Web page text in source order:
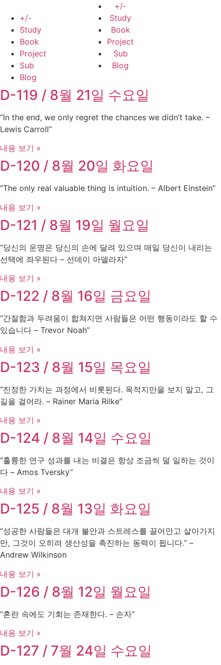
content
+/-
Study
Book
Project
Sub
Blog
+/-
Study
Book
Project
Sub
Blog
D-119 / 8월 21일 수요일
“In the end, we only regret the chances we didn’t take. –
Lewis Carroll”
내용 보기 »
D-120 / 8월 20일 화요일
“The only real valuable thing is intuition. – Albert Einstein”
내용 보기 »
D-121 / 8월 19일 월요일
“당신의 운명은 당신의 손에 달려 있으며 매일 당신이 내리는
선택에 좌우된다 – 선데이 아델라자”
내용 보기 »
D-122 / 8월 16일 금요일
“간절함과 두려움이 합쳐지면 사람들은 어떤 행동이라도 할 수
있습니다 – Trevor Noah”
내용 보기 »
D-123 / 8월 15일 목요일
“진정한 가치는 과정에서 비롯된다. 목적지만을 보지 말고, 그
길을 걸어라. – Rainer Maria Rilke”
내용 보기 »
D-124 / 8월 14일 수요일
“훌륭한 연구 성과를 내는 비결은 항상 조금씩 덜 일하는 것이
다 – Amos Tversky”
내용 보기 »
D-125 / 8월 13일 화요일
“성공한 사람들은 대개 불안과 스트레스를 끌어안고 살아가지
만, 그것이 오히려 생산성을 촉진하는 동력이 됩니다.” –
Andrew Wilkinson
내용 보기 »
D-126 / 8월 12일 월요일
“혼란 속에도 기회는 존재한다. – 손자”
내용 보기 »
D-127 / 7월 24일 수요일